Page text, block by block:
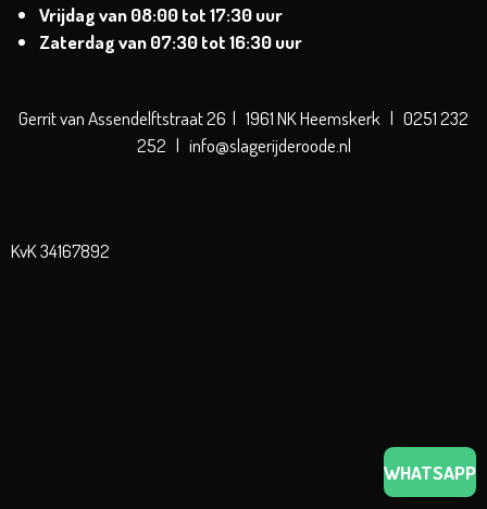
Vrijdag van08:00 tot 17:30 uur
Zaterdagvan 07:30 tot 16:30 uur
Gerrit van Assendelftstraat 26 | 1961 NK Heemskerk | 0251 232
252 | info@slagerijderoode.nl
KvK 34167892
WHATSAPP